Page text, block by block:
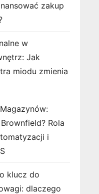
zakup
w
Jak
miodu zmienia
Rola
i
klucz do
dlaczego